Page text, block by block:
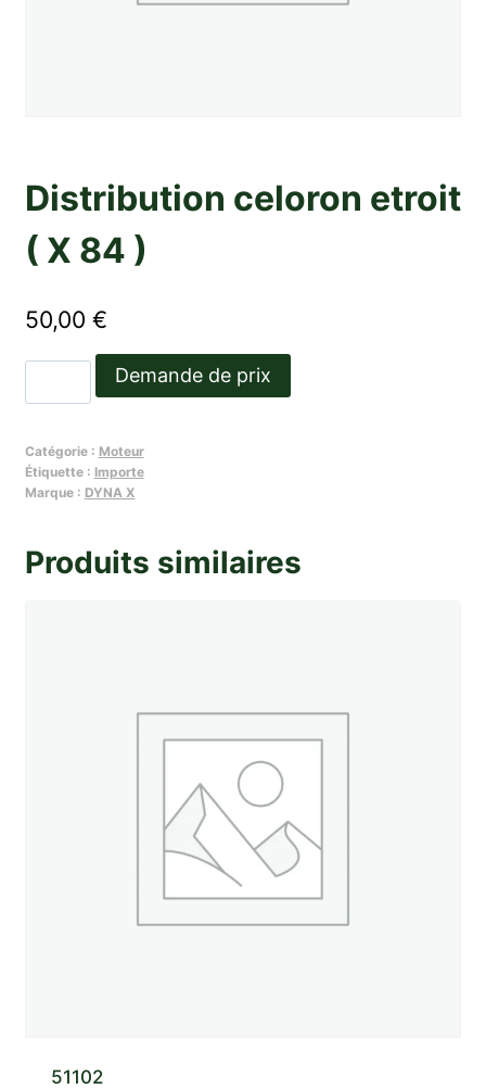
Distribution celoron etroit
( X 84 )
50,00 €
de
celoron
etroit
X
84
Demande de prix
Catégorie : Moteur
Étiquette : Importe
Marque : DYNA X
Produits similaires
51102